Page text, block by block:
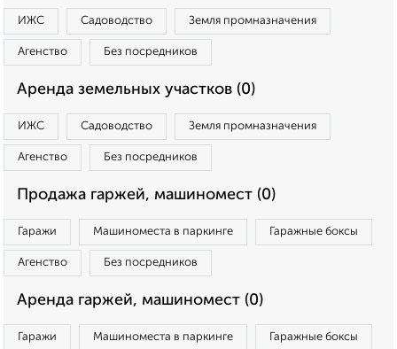
ИЖС Садоводство Земля промназначения
Агенство Без посредников
Аренда земельных участков (0)
ИЖС Садоводство Земля промназначения
Агенство Без посредников
Продажа гаржей, машиномест (0)
Гаражи Машиноместа в паркинге Гаражные боксы
Агенство Без посредников
Аренда гаржей, машиномест (0)
Гаражи Машиноместа в паркинге Гаражные боксы